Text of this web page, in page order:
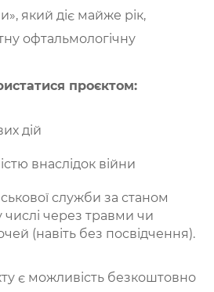
який діє майже рік,
офтальмологічну
проєктом:
дій
внаслідок війни
служби за станом
числі через травми чи
(навіть без посвідчення).
є можливість безкоштовно